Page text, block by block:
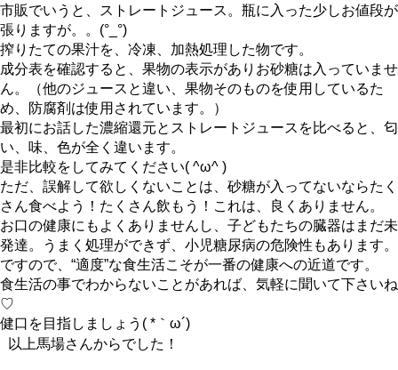
市販でいうと、ストレートジュース。瓶に入った少しお値段が
張りますが。。(°_°)
搾りたての果汁を、冷凍、加熱処理した物です。
成分表を確認すると、果物の表示がありお砂糖は入っていませ
ん。（他のジュースと違い、果物そのものを使用しているた
め、防腐剤は使用されています。）
最初にお話した濃縮還元とストレートジュースを比べると、匂
い、味、色が全く違います。
是非比較をしてみてください( ^ω^ )
ただ、誤解して欲しくないことは、砂糖が入ってないならたく
さん食べよう！たくさん飲もう！これは、良くありません。
お口の健康にもよくありませんし、子どもたちの臓器はまだ未
発達。うまく処理ができず、小児糖尿病の危険性もあります。
ですので、“適度”な食生活こそが一番の健康への近道です。
食生活の事でわからないことがあれば、気軽に聞いて下さいね
♡
健口を目指しましょう( *｀ω´)
以上馬場さんからでした！